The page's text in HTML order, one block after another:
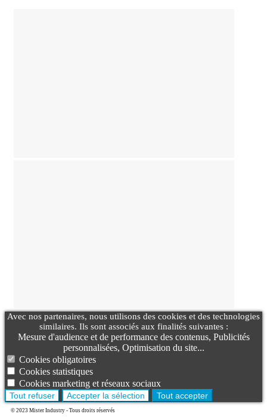
Avec nos partenaires, nous utilisons des cookies et des technologies
similaires. Ils sont associés aux finalités suivantes :
Mesure d'audience et de performance des contenus, Publicités
personnalisées, Optimisation du site...
Cookies obligatoires
Cookies statistiques
Cookies marketing et réseaux sociaux
Tout refuser Accepter la sélection Tout accepter
© 2023 Mister Industry - Tous droits réservés